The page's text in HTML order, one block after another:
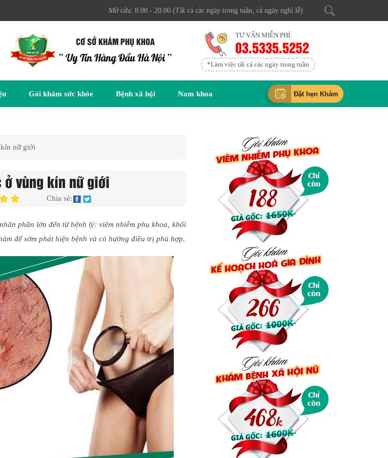
Mở cửa: 8:00 - 20:00 (Tất cả các ngày trong tuần, cả ngày nghỉ lễ)
CƠ SỞ KHÁM PHỤ KHOA
“ Uy Tín Hàng Đầu Hà Nội ”
TƯ VẤN MIỄN PHÍ:
03.5335.5252
*Làm việc tất cả các ngày trong tuần
Gói khám sức khỏe Bệnh xã hội Nam khoa Đặt hẹn Khám
nữ giới
vùng kín nữ giới
Chia sẻ:
phần lớn đến từ bệnh lý: viêm nhiễm phụ khoa, khối
để sớm phát hiện bệnh và có hướng điều trị phù hợp.